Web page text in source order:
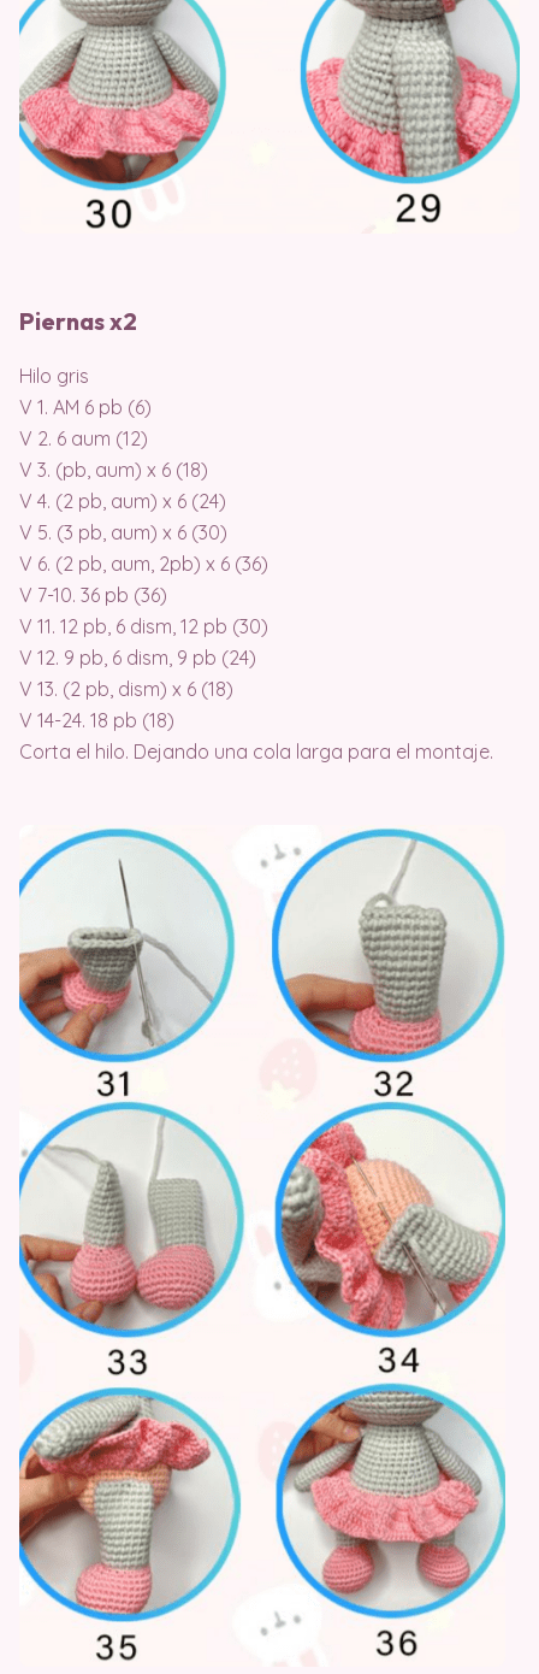
Piernas x2
Hilo gris
V 1. AM 6 pb (6)
V 2. 6 aum (12)
V 3. (pb, aum) x 6 (18)
V 4. (2 pb, aum) x 6 (24)
V 5. (3 pb, aum) x 6 (30)
V 6. (2 pb, aum, 2pb) x 6 (36)
V 7-10. 36 pb (36)
V 11. 12 pb, 6 dism, 12 pb (30)
V 12. 9 pb, 6 dism, 9 pb (24)
V 13. (2 pb, dism) x 6 (18)
V 14-24. 18 pb (18)
Corta el hilo. Dejando una cola larga para el montaje.